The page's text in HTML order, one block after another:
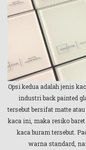
Opsi kedua adalah jenis
industri back painted
tersebut bersifat matte
kaca ini, maka resiko
kaca buram tersebut.
warna standard,